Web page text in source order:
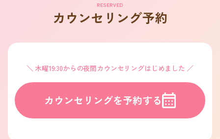
RESERVED
カウンセリング予約
木曜19:30からの夜間カウンセリングはじめました
カウンセリングを予約する